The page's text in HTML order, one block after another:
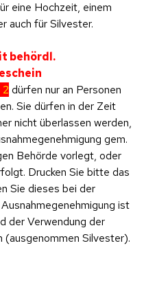
eine Hochzeit, einem
auch für Silvester.
behördl.
dürfen nur an Personen
Sie dürfen in der Zeit
nicht überlassen werden,
gem.
Behörde vorlegt, oder
Drucken Sie bitte das
Sie dieses bei der
ist
der Verwendung der
(ausgenommen Silvester).